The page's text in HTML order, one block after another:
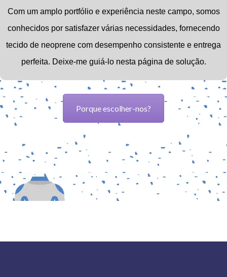
Com um amplo portfólio e experiência neste campo, somos
conhecidos por satisfazer várias necessidades, fornecendo
tecido de neoprene com desempenho consistente e entrega
perfeita. Deixe-me guiá-lo nesta página de solução.
Porque escolher-nos?